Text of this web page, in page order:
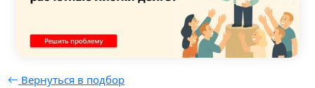
Вернуться в подбор